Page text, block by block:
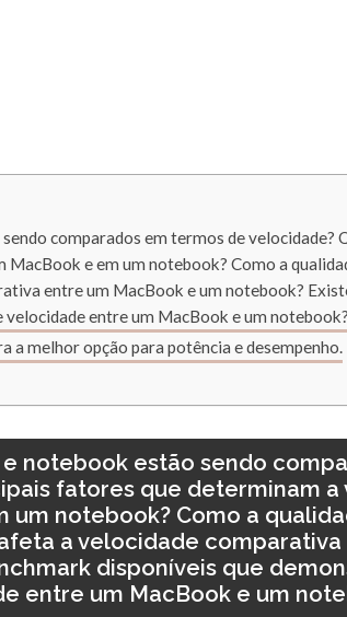
comparados em termos de velocidade?
e em um notebook? Como a
entre um MacBook e um notebook?
entre um MacBook e um notebook?
a melhor opção para potência e desempenho.
notebook estão sendo
fatores que determinam
um notebook? Como a
a velocidade
disponíveis que
entre um MacBook e um